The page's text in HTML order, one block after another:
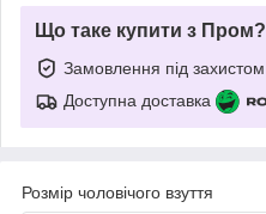
Що таке купити з Пром?
Замовлення під захистом
Доступна доставка
Розмір чоловічого взуття